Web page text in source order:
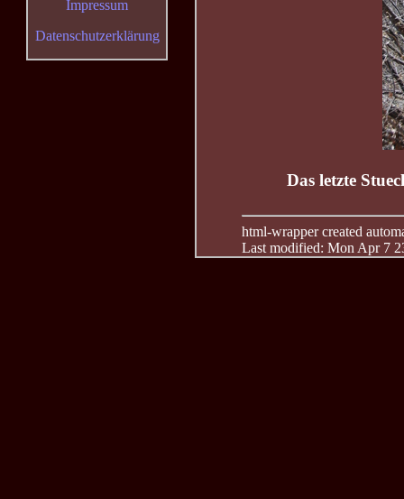
Das letzte
html-wrapper created
Last modified: Mon Apr 7
Impressum
Datenschutzerklärung